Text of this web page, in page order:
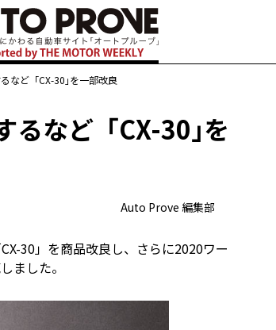
など「CX-30｣を一部改良
など「CX-30｣を
Auto Prove 編集部
30」を商品改良し、さらに2020ワー
ました。